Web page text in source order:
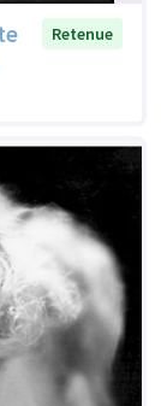
Retenue